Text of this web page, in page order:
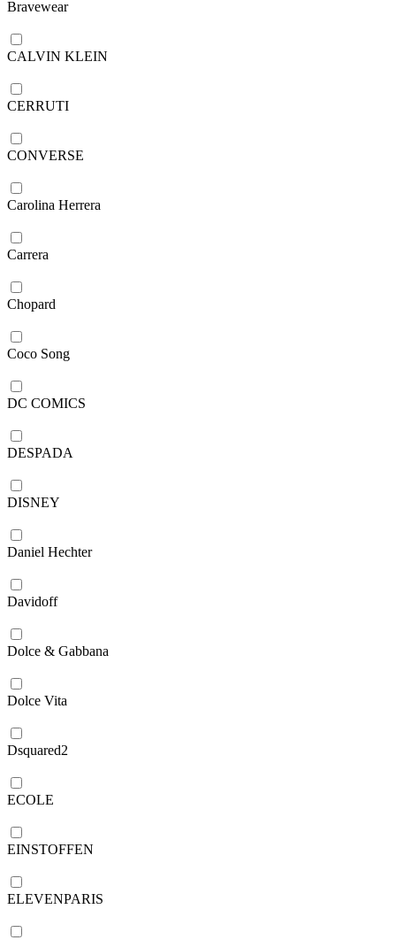
Bravewear
CALVIN KLEIN
CERRUTI
CONVERSE
Carolina Herrera
Carrera
Chopard
Coco Song
DC COMICS
DESPADA
DISNEY
Daniel Hechter
Davidoff
Dolce & Gabbana
Dolce Vita
Dsquared2
ECOLE
EINSTOFFEN
ELEVENPARIS